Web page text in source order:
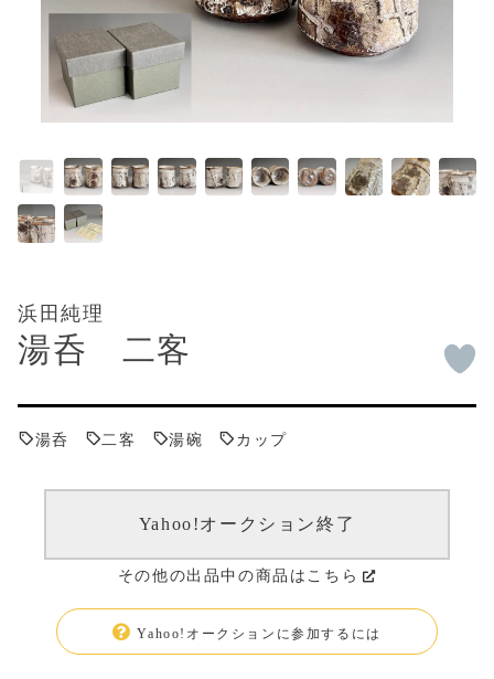
浜田純理
湯呑 二客
湯呑 二客 湯碗 カップ
Yahoo!オークション終了
その他の出品中の商品はこちら
Yahoo!オークションに参加するには